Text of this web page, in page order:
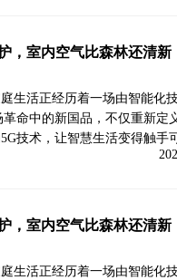
，室内空气比森林还清新
生活正经历着一场由智能化
命中的新国品，不仅重新定
技术，让智慧生活变得触
，室内空气比森林还清新
生活正经历着一场由智能化